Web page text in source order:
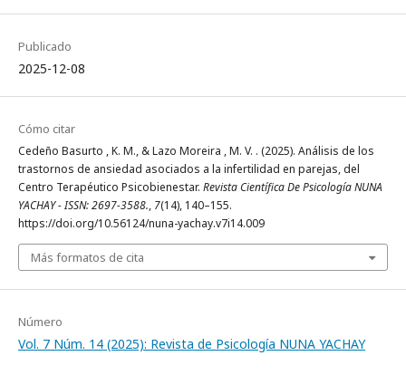
Publicado
2025-12-08
Cómo citar
Cedeño Basurto , K. M., & Lazo Moreira , M. V. . (2025). Análisis de los
trastornos de ansiedad asociados a la infertilidad en parejas, del
Centro Terapéutico Psicobienestar. Revista Científica De Psicología NUNA
YACHAY - ISSN: 2697-3588., 7(14), 140–155.
https://doi.org/10.56124/nuna-yachay.v7i14.009
Más formatos de cita
Número
Vol. 7 Núm. 14 (2025): Revista de Psicología NUNA YACHAY